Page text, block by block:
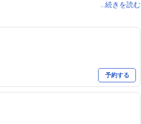
...続きを読む
予約する